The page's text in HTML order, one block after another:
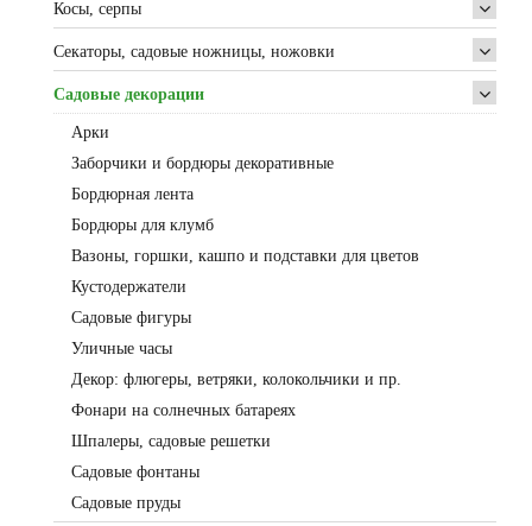
Косы, серпы
Секаторы, садовые ножницы, ножовки
Садовые декорации
Арки
Заборчики и бордюры декоративные
Бордюрная лента
Бордюры для клумб
Вазоны, горшки, кашпо и подставки для цветов
Кустодержатели
Садовые фигуры
Уличные часы
Декор: флюгеры, ветряки, колокольчики и пр.
Фонари на солнечных батареях
Шпалеры, садовые решетки
Садовые фонтаны
Садовые пруды